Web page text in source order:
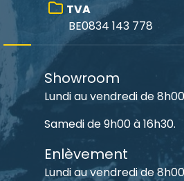
TVA
BE0834 143 778
Showroom
Lundi au vendredi de
Samedi de 9h00 à 16h30.
Enlèvement
Lundi au vendredi de